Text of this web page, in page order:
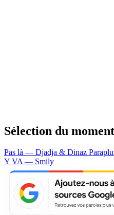
Sélection du moment
Pas là — Djadja & Dinaz
Y VA — Smily